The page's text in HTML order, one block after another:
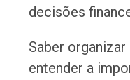
decisões
Saber
entender a